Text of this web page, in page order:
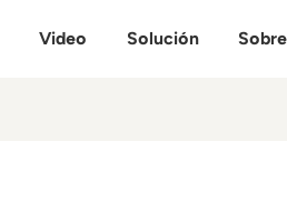
Video Solución